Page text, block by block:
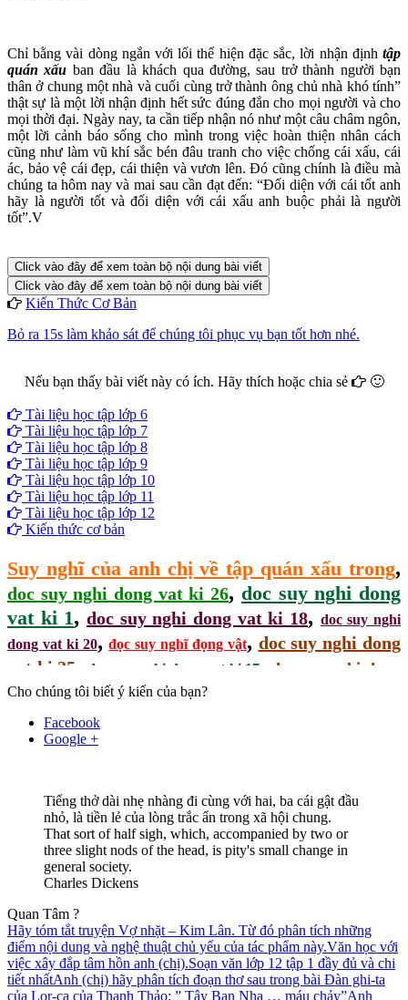
Chỉ bằng vài dòng ngắn với lối thể hiện đặc sắc, lời nhận định tập
quán xấu ban đầu là khách qua đường, sau trở thành người bạn
thân ở chung một nhà và cuối cùng trở thành ông chủ nhà khó tính”
thật sự là một lời nhận định hết sức đúng đắn cho mọi người và cho
mọi thời đại. Ngày nay, ta cần tiếp nhận nó như một câu châm ngôn,
một lời cảnh báo sống cho mình trong việc hoàn thiện nhân cách
cũng như làm vũ khí sắc bén đâu tranh cho việc chống cái xấu, cái
ác, bảo vệ cái đẹp, cái thiện và vươn lên. Đó cũng chính là điều mà
chúng ta hôm nay và mai sau cần đạt đến: “Đối diện với cái tốt anh
hãy là người tốt và đối diện với cái xấu anh buộc phải là người
tốt”.V
Click vào đây để xem toàn bộ nội dung bài viết
Click vào đây để xem toàn bộ nội dung bài viết
Kiến Thức Cơ Bản
Bỏ ra 15s làm khảo sát để chúng tôi phục vụ bạn tốt hơn nhé.
Nếu bạn thấy bài viết này có ích. Hãy thích hoặc chia sẻ
🙂
Tài liệu học tập lớp 6
Tài liệu học tập lớp 7
Tài liệu học tập lớp 8
Tài liệu học tập lớp 9
Tài liệu học tập lớp 10
Tài liệu học tập lớp 11
Tài liệu học tập lớp 12
Kiến thức cơ bản
Suy nghĩ của anh chị về tập quán xấu trong,
doc suy nghi dong vat ki 26, doc suy nghi dong
vat ki 1,doc suy nghi dong vat ki 18, doc suy nghi
dong vat ki 20,đọc suy nghĩ đọng vật, doc suy nghi dong
vat ki 25
doc suy nghi dong vat ki 17
doc suy nghi dong
vat ki 16,
Cho chúng tôi biết ý kiến của bạn?
Facebook
Google +
Tiếng thở dài nhẹ nhàng đi cùng với hai, ba cái gật đầu
nhỏ, là tiền lẻ của lòng trắc ẩn trong xã hội chung.
That sort of half sigh, which, accompanied by two or
three slight nods of the head, is pity's small change in
general society.
Charles Dickens
Quan Tâm ?
Hãy tóm tắt truyện Vợ nhặt – Kim Lân. Từ đó phân tích những
điểm nội dung và nghệ thuật chủ yếu của tác phẩm này.Văn học với
việc xây đắp tâm hồn anh (chị).Soạn văn lớp 12 tập 1 đầy đủ và chi
tiết nhấtAnh (chị) hãy phân tích đoạn thơ sau trong bài Đàn ghi-ta
của Lor-ca của Thanh Thảo: ” Tây Ban Nha … máu chảy”Anh